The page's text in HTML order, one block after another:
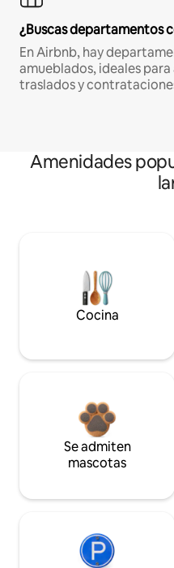
¿Buscas departamentos
En Airbnb, hay
amueblados, ideales
traslados y
Amenidades
Cocina
Se admiten
mascotas